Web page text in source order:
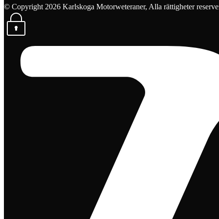
© Copyright 2026 Karlskoga Motorweteraner, Alla rättigheter